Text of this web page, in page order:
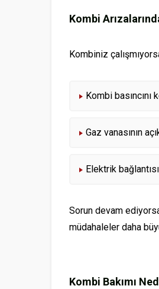
Kombi
Kombiniz
Kombi basıncını
Gaz vanasının
Elektrik
Sorun devam
müdahaleler daha
Kombi Bakımı